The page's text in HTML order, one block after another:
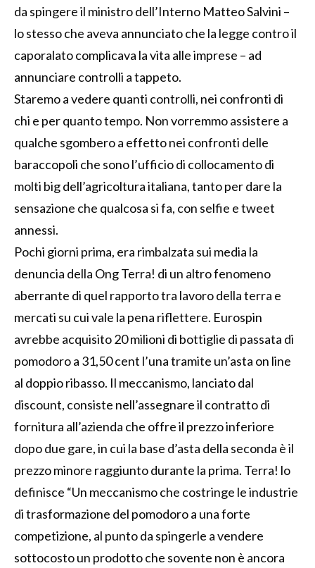
da spingere il ministro dell’Interno Matteo Salvini –
lo stesso che aveva annunciato che la legge contro il
caporalato complicava la vita alle imprese – ad
annunciare controlli a tappeto.
Staremo a vedere quanti controlli, nei confronti di
chi e per quanto tempo. Non vorremmo assistere a
qualche sgombero a effetto nei confronti delle
baraccopoli che sono l’ufficio di collocamento di
molti big dell’agricoltura italiana, tanto per dare la
sensazione che qualcosa si fa, con selfie e tweet
annessi.
Pochi giorni prima, era rimbalzata sui media la
denuncia della Ong Terra! di un altro fenomeno
aberrante di quel rapporto tra lavoro della terra e
mercati su cui vale la pena riflettere. Eurospin
avrebbe acquisito 20 milioni di bottiglie di passata di
pomodoro a 31,50 cent l’una tramite un’asta on line
al doppio ribasso. Il meccanismo, lanciato dal
discount, consiste nell’assegnare il contratto di
fornitura all’azienda che offre il prezzo inferiore
dopo due gare, in cui la base d’asta della seconda è il
prezzo minore raggiunto durante la prima. Terra! lo
definisce “Un meccanismo che costringe le industrie
di trasformazione del pomodoro a una forte
competizione, al punto da spingerle a vendere
sottocosto un prodotto che sovente non è ancora